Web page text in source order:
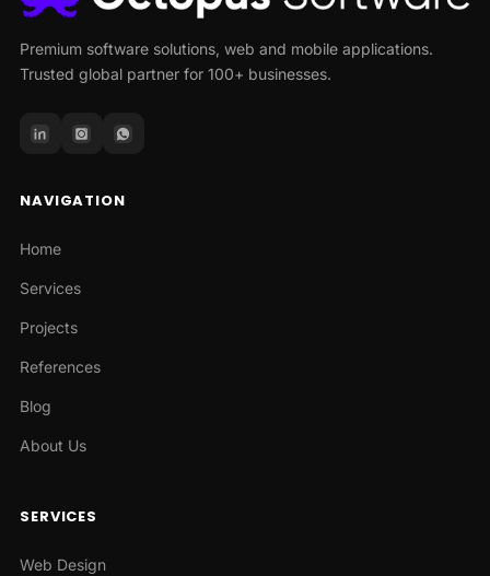
Premium software solutions, web and mobile applications.
Trusted global partner for 100+ businesses.
NAVIGATION
Home
Services
Projects
References
Blog
About Us
SERVICES
Web Design